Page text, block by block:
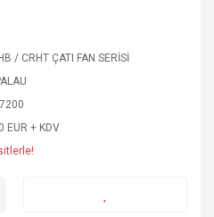
/ CRHT ÇATI FAN SERİSİ
EUR + KDV